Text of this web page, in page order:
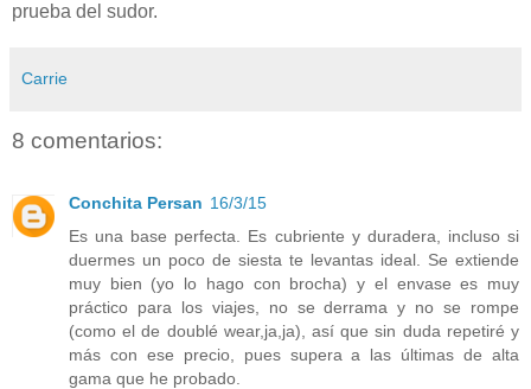
prueba del sudor.
Carrie
8 comentarios:
Conchita Persan 16/3/15
Es una base perfecta. Es cubriente y duradera, incluso si
duermes un poco de siesta te levantas ideal. Se extiende
muy bien (yo lo hago con brocha) y el envase es muy
práctico para los viajes, no se derrama y no se rompe
(como el de doublé wear,ja,ja), así que sin duda repetiré y
más con ese precio, pues supera a las últimas de alta
gama que he probado.